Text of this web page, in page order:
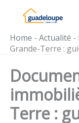
Home - Actualité -
Grande-Terre :
Terre :